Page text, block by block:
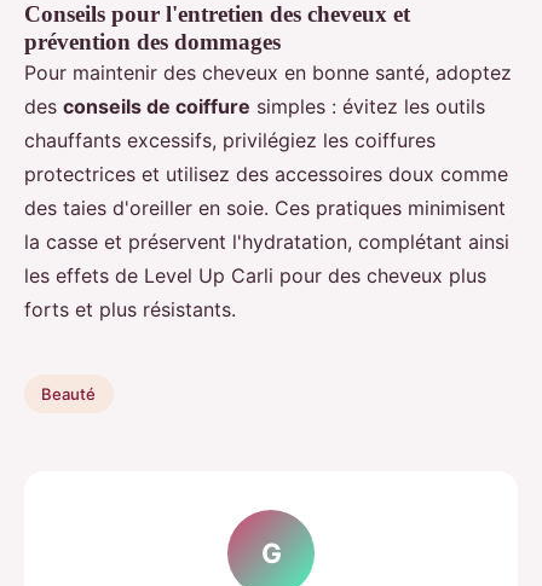
Conseils pour l'entretien des cheveux et
prévention des dommages
Pour maintenir des cheveux en bonne santé, adoptez
des conseils de coiffure simples : évitez les outils
chauffants excessifs, privilégiez les coiffures
protectrices et utilisez des accessoires doux comme
des taies d'oreiller en soie. Ces pratiques minimisent
la casse et préservent l'hydratation, complétant ainsi
les effets de Level Up Carli pour des cheveux plus
forts et plus résistants.
Beauté
G